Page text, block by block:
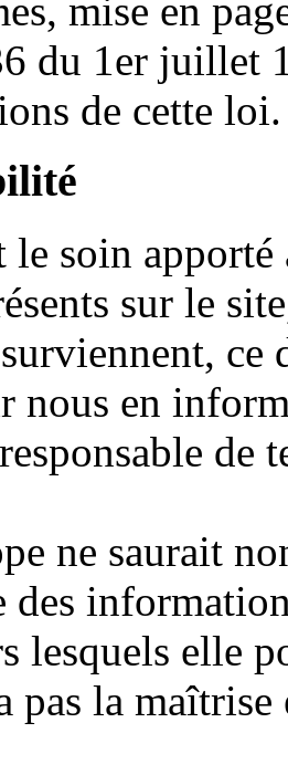
, mise en
du 1er juillet
de cette loi.
le soin apporté
sur le
surviennent, ce
nous en
responsable de
ne saurait
des
lesquels elle
pas la